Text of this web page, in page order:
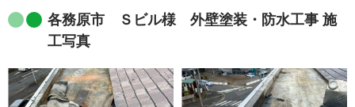
各務原市 Ｓビル様 外壁塗装・防水工事 施
工写真